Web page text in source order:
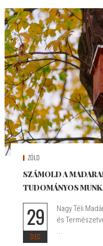
ZÖLD
SZÁMOLD A
TUDOMÁNYOS
29
DEC
Nagy Téli
és
...